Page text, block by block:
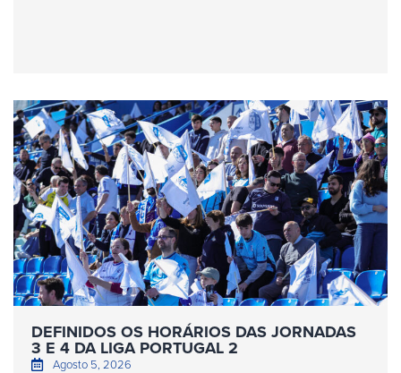
DEFINIDOS OS HORÁRIOS DAS JORNADAS
3 E 4 DA LIGA PORTUGAL 2
Agosto 5, 2026